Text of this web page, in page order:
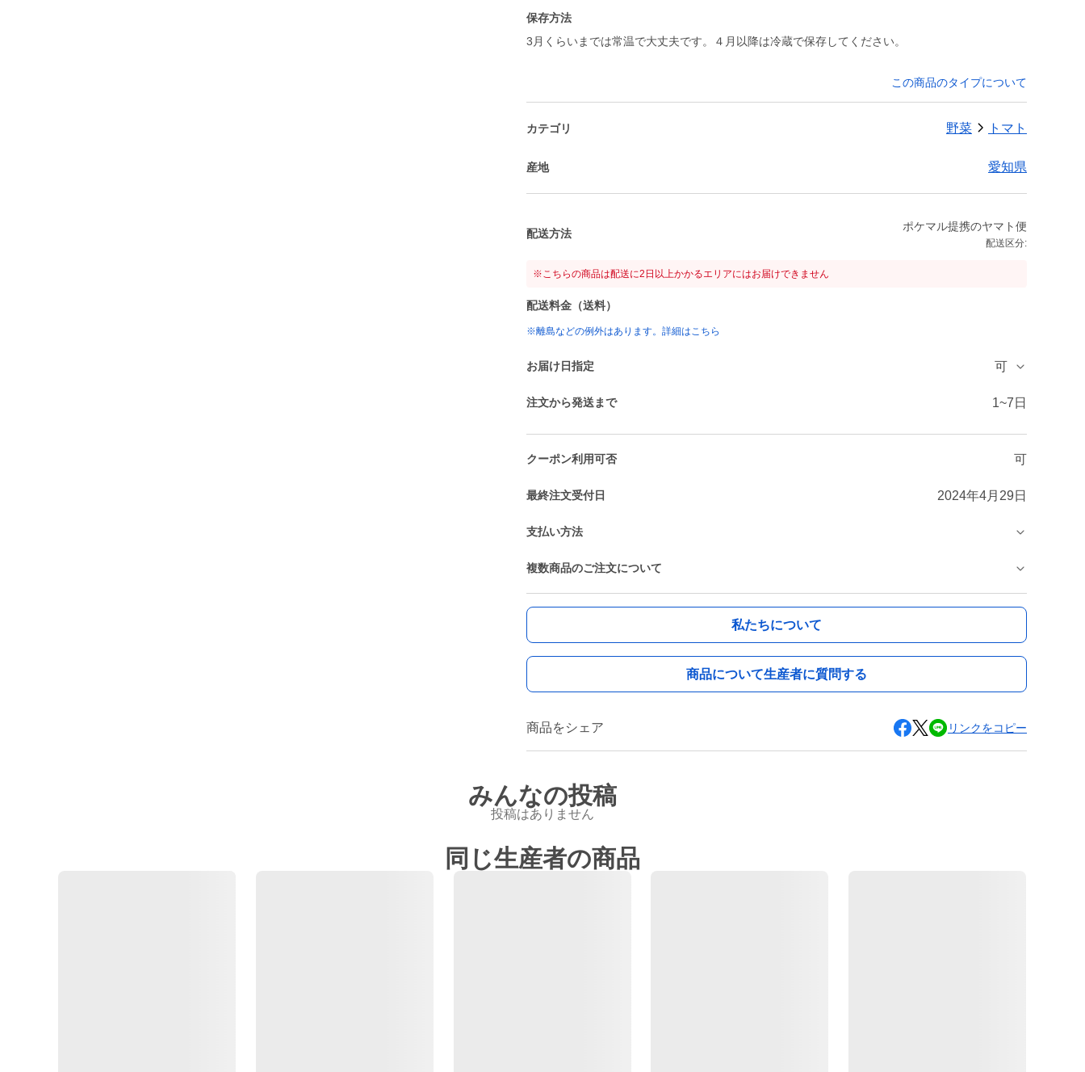
保存方法
3月くらいまでは常温で大丈夫です。４月以降は冷蔵で保存してください。
この商品のタイプについて
カテゴリ 野菜 トマト
産地 愛知県
配送方法
ポケマル提携のヤマト便
配送区分:
※こちらの商品は配送に2日以上かかるエリアにはお届けできません
配送料金（送料）
※離島などの例外はあります。詳細はこちら
お届け日指定 可
注文から発送まで 1~7日
クーポン利用可否 可
最終注文受付日 2024年4月29日
支払い方法
複数商品のご注文について
私たちについて
商品について生産者に質問する
商品をシェア リンクをコピー
みんなの投稿
投稿はありません
同じ生産者の商品